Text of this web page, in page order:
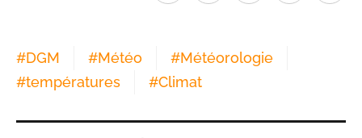
#DGM #Météo #Météorologie
#températures #Climat